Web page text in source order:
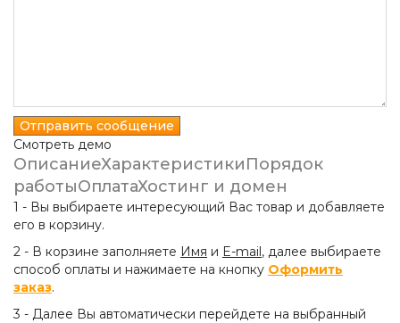
Смотреть демо
ОписаниеХарактеристикиПорядок
работыОплатаХостинг и домен
1 - Вы выбираете интересующий Вас товар и добавляете
его в корзину.
2 - В корзине заполняете Имя и E-mail, далее выбираете
способ оплаты и нажимаете на кнопку Оформить
заказ.
3 - Далее Вы автоматически перейдете на выбранный